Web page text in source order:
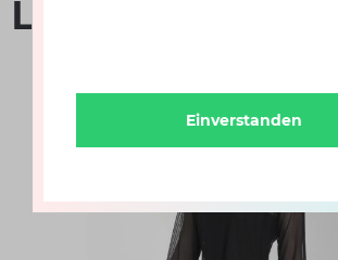
LANGER ARM INT
Einverstanden